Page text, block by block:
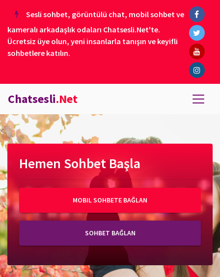
Sesli sohbet, görüntülü chat, mobil sohbet ve
kameralı arkadaşlık odaları Chatsesli.Net'te.
Ücretsiz üye olun, yeni insanlarla tanışın ve keyifli
sohbetlere katılın.
Chatsesli.Net
Hemen Sohbet Başla
MOBIL SOHBETE BAĞLAN
SOHBET BAĞLAN